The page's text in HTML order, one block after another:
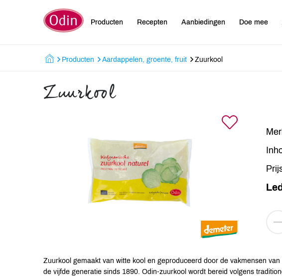
Producten Recepten Aanbiedingen Doe mee
Producten Aardappelen, groente, fruit Zuurkool
Zuurkool
Zuurkool gemaakt van witte kool en geproduceerd door de vakmensen
de vijfde generatie sinds 1890. Odin-zuurkool wordt bereid volgens